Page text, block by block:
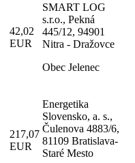
42,02
EUR
SMART LOG
s.r.o., Pekná
445/12, 94901
Nitra - Dražovce
Obec Jelenec
217,07
EUR
Energetika
Slovensko, a. s.,
Čulenova 4883/6,
81109 Bratislava-
Staré Mesto